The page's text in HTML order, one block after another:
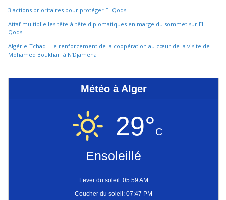
3 actions prioritaires pour protéger El-Qods
Attaf multiplie les tête-à-tête diplomatiques en marge du sommet sur El-
Qods
Algérie-Tchad : Le renforcement de la coopération au cœur de la visite de
Mohamed Boukhari à N’Djamena
Météo à Alger
29°C
Ensoleillé
Lever du soleil: 05:59 AM
Coucher du soleil: 07:47 PM